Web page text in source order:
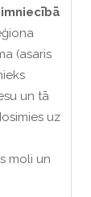
(asaris
un tā
uz
moli un